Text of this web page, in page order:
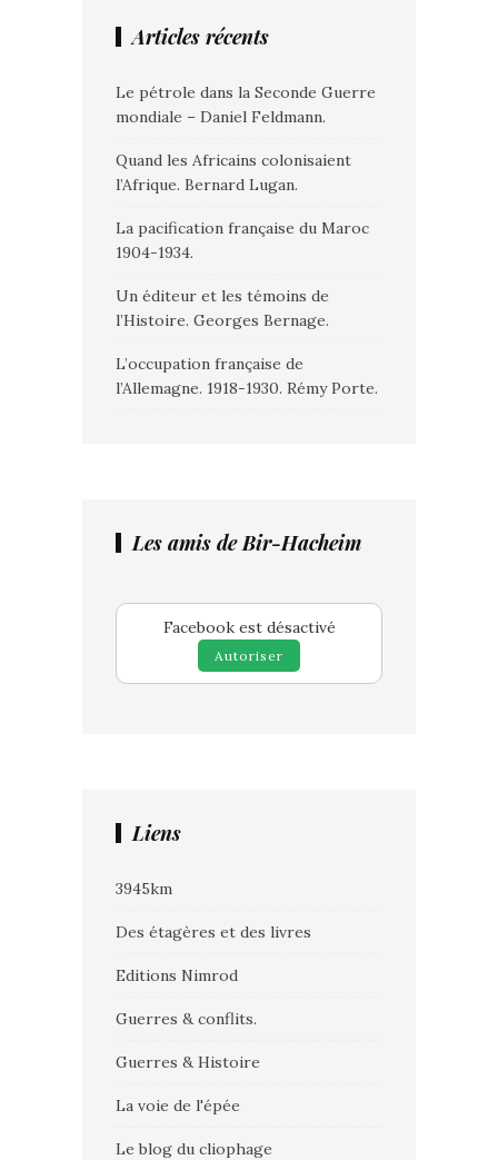
Articles récents
Le pétrole dans la Seconde Guerre
mondiale – Daniel Feldmann.
Quand les Africains colonisaient
l’Afrique. Bernard Lugan.
La pacification française du Maroc
1904-1934.
Un éditeur et les témoins de
l’Histoire. Georges Bernage.
L’occupation française de
l’Allemagne. 1918-1930. Rémy Porte.
Les amis de Bir-Hacheim
Facebook est désactivé
Autoriser
Liens
3945km
Des étagères et des livres
Editions Nimrod
Guerres & conflits.
Guerres & Histoire
La voie de l'épée
Le blog du cliophage